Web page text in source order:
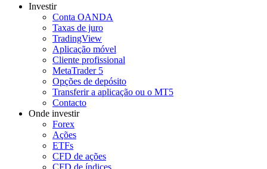
Investir
Conta OANDA
Taxas de juro
TradingView
Aplicação móvel
Cliente profissional
MetaTrader 5
Opções de depósito
Transferir a aplicação ou o MT5
Contacto
Onde investir
Forex
Ações
ETFs
CFD de ações
CFD de índices